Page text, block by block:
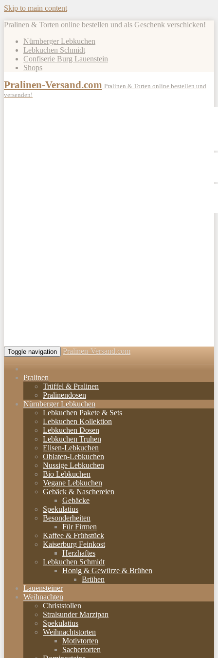
Skip to main content
Pralinen & Torten online bestellen und als Geschenk verschicken!
Nürnberger Lebkuchen
Lebkuchen Schmidt
Confiserie Burg Lauenstein
Shops
Pralinen-Versand.com Pralinen & Torten online bestellen und
versenden!
Toggle navigation Pralinen-Versand.com
Pralinen
Trüffel & Pralinen
Pralinendosen
Nürnberger Lebkuchen
Lebkuchen Pakete & Sets
Lebkuchen Kollektion
Lebkuchen Dosen
Lebkuchen Truhen
Elisen-Lebkuchen
Oblaten-Lebkuchen
Nussige Lebkuchen
Bio Lebkuchen
Vegane Lebkuchen
Gebäck & Naschereien
Gebäcke
Spekulatius
Besonderheiten
Für Firmen
Kaffee & Frühstück
Kaiserburg Feinkost
Herzhaftes
Lebkuchen Schmidt
Honig & Gewürze & Brühen
Brühen
Lauensteiner
Weihnachten
Christstollen
Stralsunder Marzipan
Spekulatius
Weihnachtstorten
Motivtorten
Sachertorten